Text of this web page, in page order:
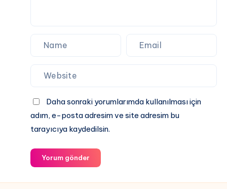
Daha sonraki yorumlarımda kullanılması için
adım, e-posta adresim ve site adresim bu
tarayıcıya kaydedilsin.
Yorum gönder